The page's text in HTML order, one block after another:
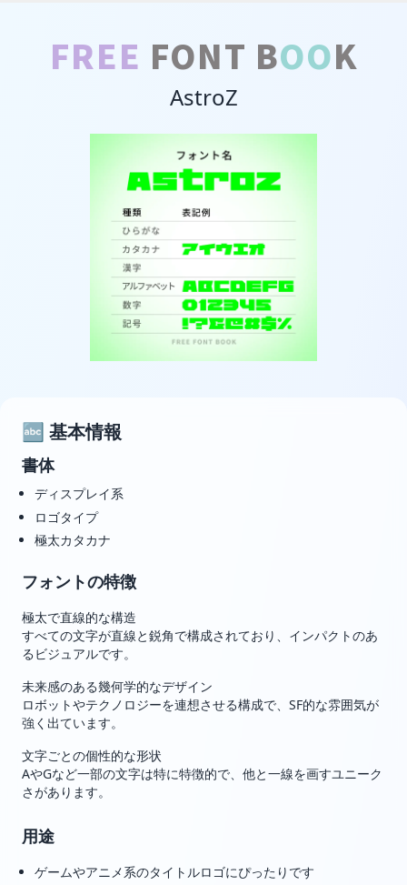
FREE FONT BOOK
AstroZ
🔤 基本情報
書体
ディスプレイ系
ロゴタイプ
極太カタカナ
フォントの特徴
極太で直線的な構造
すべての文字が直線と鋭角で構成されており、インパクトのあ
るビジュアルです。
未来感のある幾何学的なデザイン
ロボットやテクノロジーを連想させる構成で、SF的な雰囲気が
強く出ています。
文字ごとの個性的な形状
AやGなど一部の文字は特に特徴的で、他と一線を画すユニーク
さがあります。
用途
ゲームやアニメ系のタイトルロゴにぴったりです